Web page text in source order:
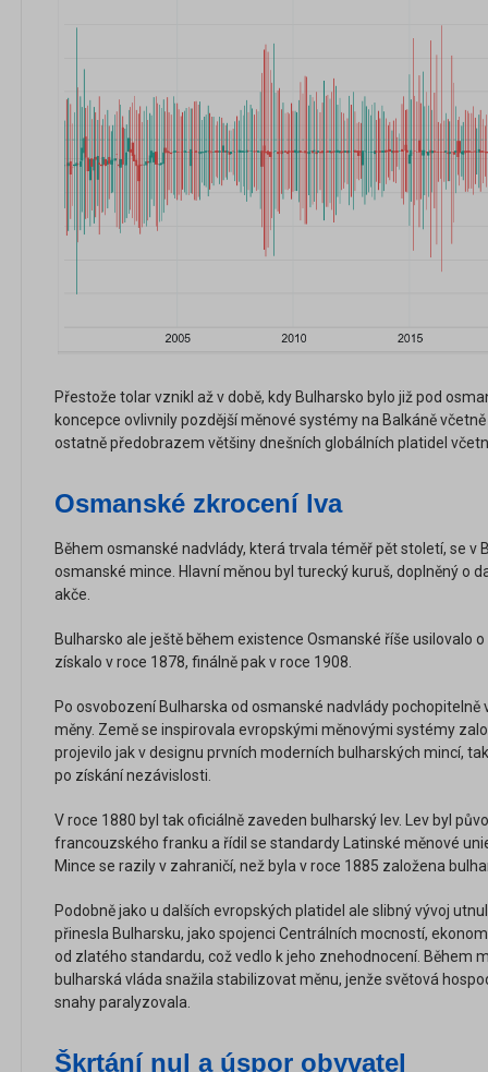
Přestože tolar vznikl až v době, kdy Bulharsko bylo již pod
koncepce ovlivnily pozdější měnové systémy na Balkáně
ostatně předobrazem většiny dnešních globálních platidel
Osmanské zkrocení lva
Během osmanské nadvlády, která trvala téměř pět století, se v
osmanské mince. Hlavní měnou byl turecký kuruš, doplněný o
akče.
Bulharsko ale ještě během existence Osmanské říše usilovalo
získalo v roce 1878, finálně pak v roce 1908.
Po osvobození Bulharska od osmanské nadvlády
měny. Země se inspirovala evropskými měnovými systémy
projevilo jak v designu prvních moderních bulharských mincí,
po získání nezávislosti.
V roce 1880 byl tak oficiálně zaveden bulharský lev. Lev byl
francouzského franku a řídil se standardy Latinské měnové
Mince se razily v zahraničí, než byla v roce 1885 založena
Podobně jako u dalších evropských platidel ale slibný vývoj
přinesla Bulharsku, jako spojenci Centrálních mocností,
od zlatého standardu, což vedlo k jeho znehodnocení. Během
bulharská vláda snažila stabilizovat měnu, jenže světová
snahy paralyzovala.
Škrtání nul a úspor obyvatel